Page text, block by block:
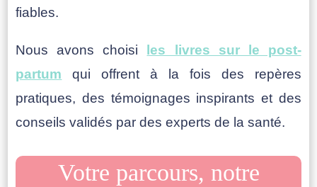
fiables.
Nous avons choisi
les livres sur le post-
partum qui offrent à la fois des repères
pratiques, des témoignages inspirants et des
conseils validés par des experts de la santé.
Votre parcours, notre